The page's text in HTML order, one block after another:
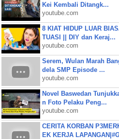
Kei Kembali Ditangk...
youtube.com
8 KIAT HIDUP LUAR
TUASI || DIY dan Keraj...
youtube.com
Serem, Wulan Marah
dela SMP Episode ...
youtube.com
Novel Baswedan
n Foto Pelaku Peng...
youtube.com
CERITA KORBAN
EK KERJA